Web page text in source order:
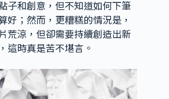
子和創意，但不知道如何下筆
好；然而，更糟糕的情況是，
荒涼，但卻需要持續創造出新
這時真是苦不堪言。